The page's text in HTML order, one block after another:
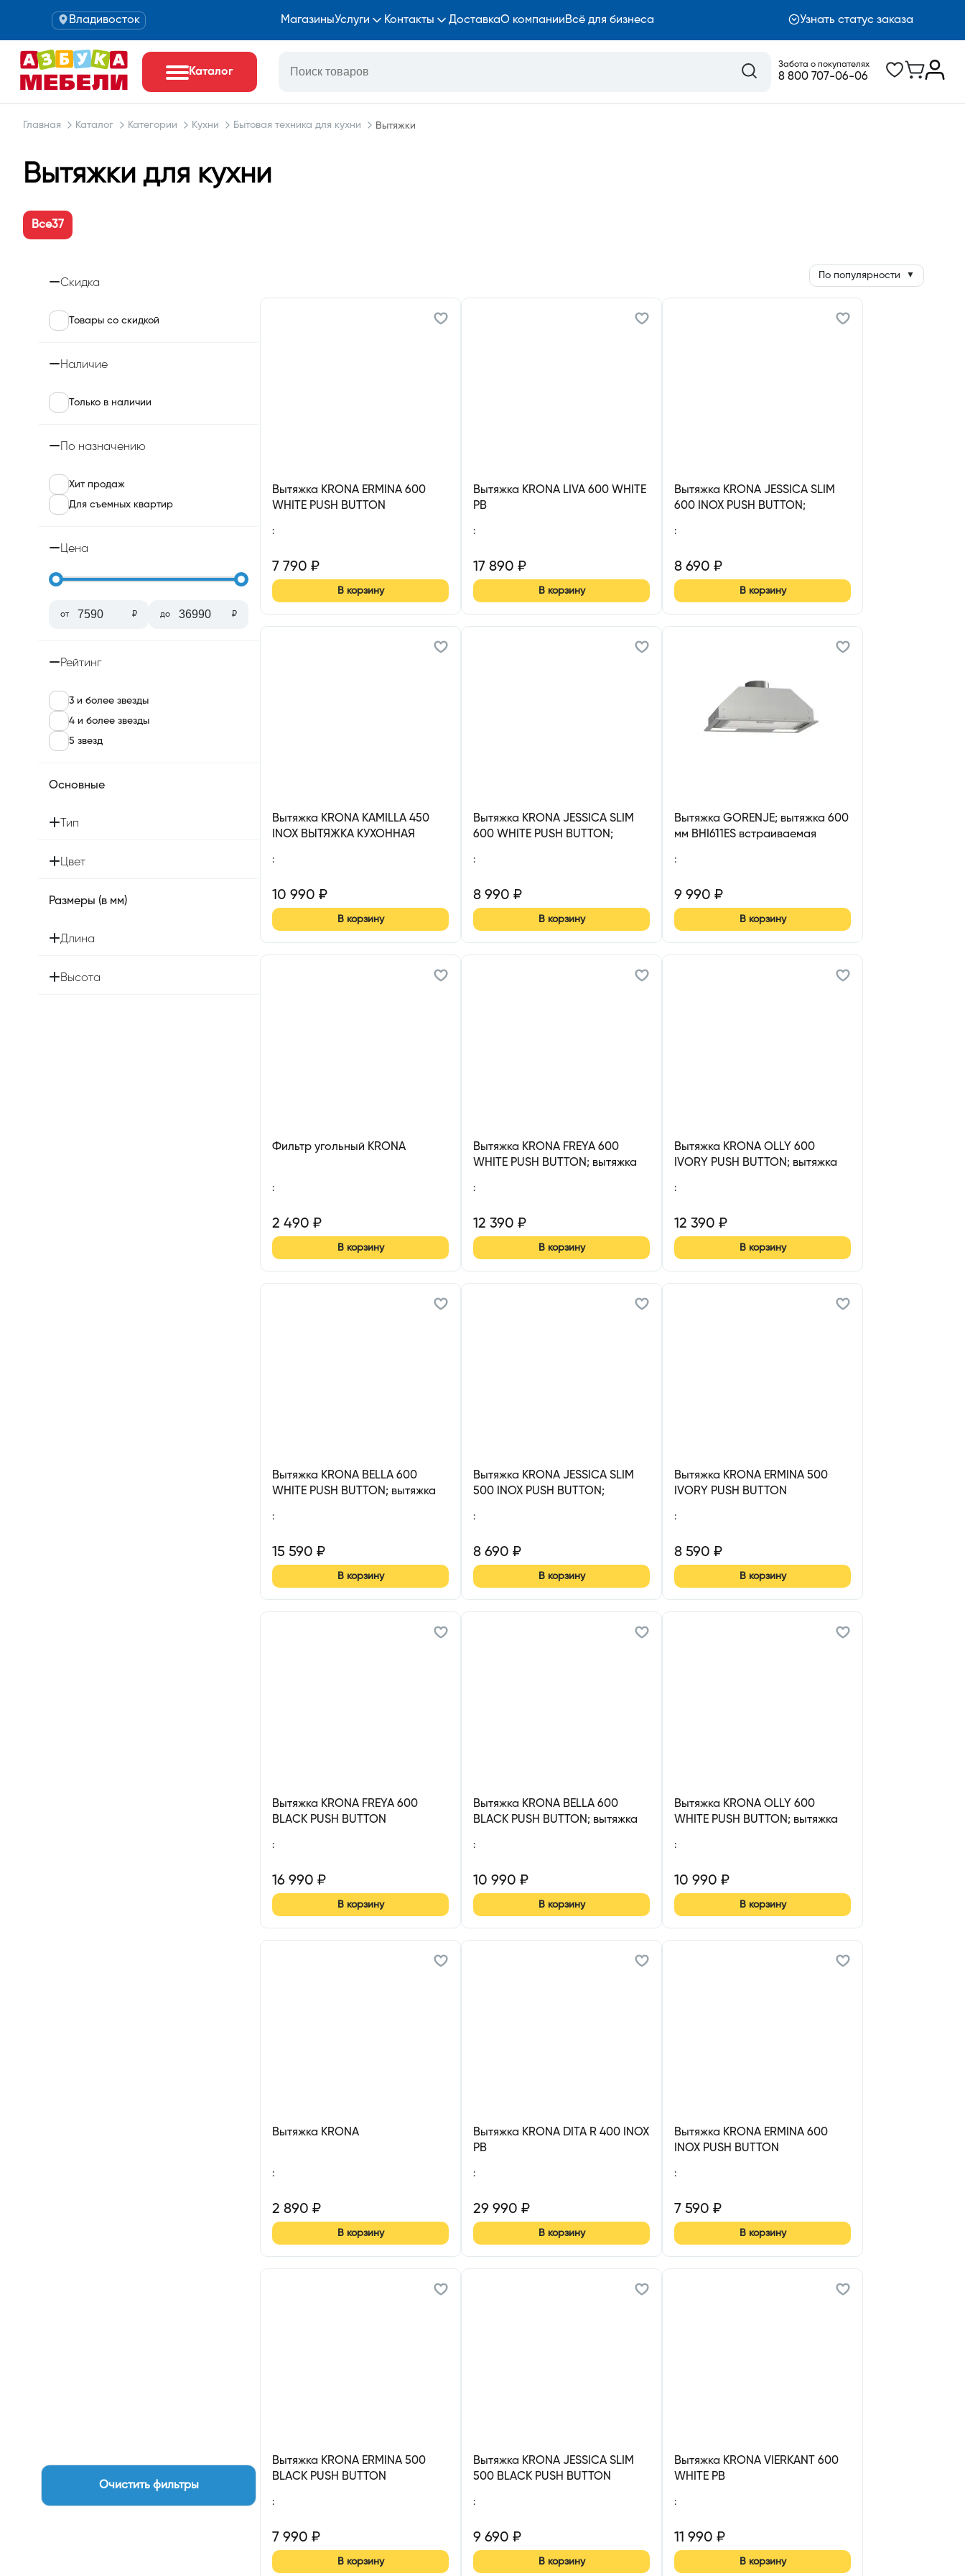
Владивосток МагазиныУслуги Контакты ДоставкаО компанииВсё для бизнеса Узнать статус заказа
Каталог
Забота о покупателях
8 800 707-06-06
Главная Каталог Категории Кухни Бытовая техника для кухни Вытяжки
Вытяжки для кухни
Все37
Скидка
Товары со скидкой
Наличие
Только в наличии
По назначению
Хит продаж
Для съемных квартир
Цена
от ₽ до ₽
Рейтинг
3 и более звезды
4 и более звезды
5 звезд
Основные
Тип
Цвет
Размеры (в мм)
Длина
Высота
Очистить фильтры
По популярности ▼
Вытяжка KRONA ERMINA 600
WHITE PUSH BUTTON
:
7 790 ₽
В корзину
Вытяжка KRONA LIVA 600 WHITE
PB
:
17 890 ₽
В корзину
Вытяжка KRONA JESSICA SLIM
600 INOX PUSH BUTTON;
:
8 690 ₽
В корзину
Вытяжка KRONA KAMILLA 450
INOX ВЫТЯЖКА КУХОННАЯ
:
10 990 ₽
В корзину
Вытяжка KRONA JESSICA SLIM
600 WHITE PUSH BUTTON;
:
8 990 ₽
В корзину
Вытяжка GORENJE; вытяжка 600
мм BHI611ES встраиваемая
:
9 990 ₽
В корзину
Фильтр угольный KRONA
:
2 490 ₽
В корзину
Вытяжка KRONA FREYA 600
WHITE PUSH BUTTON; вытяжка
:
12 390 ₽
В корзину
Вытяжка KRONA OLLY 600
IVORY PUSH BUTTON; вытяжка
:
12 390 ₽
В корзину
Вытяжка KRONA BELLA 600
WHITE PUSH BUTTON; вытяжка
:
15 590 ₽
В корзину
Вытяжка KRONA JESSICA SLIM
500 INOX PUSH BUTTON;
:
8 690 ₽
В корзину
Вытяжка KRONA ERMINA 500
IVORY PUSH BUTTON
:
8 590 ₽
В корзину
Вытяжка KRONA FREYA 600
BLACK PUSH BUTTON
:
16 990 ₽
В корзину
Вытяжка KRONA BELLA 600
BLACK PUSH BUTTON; вытяжка
:
10 990 ₽
В корзину
Вытяжка KRONA OLLY 600
WHITE PUSH BUTTON; вытяжка
:
10 990 ₽
В корзину
Вытяжка KRONA
:
2 890 ₽
В корзину
Вытяжка KRONA DITA R 400 INOX
PB
:
29 990 ₽
В корзину
Вытяжка KRONA ERMINA 600
INOX PUSH BUTTON
:
7 590 ₽
В корзину
Вытяжка KRONA ERMINA 500
BLACK PUSH BUTTON
:
7 990 ₽
В корзину
Вытяжка KRONA JESSICA SLIM
500 BLACK PUSH BUTTON
:
9 690 ₽
В корзину
Вытяжка KRONA VIERKANT 600
WHITE PB
:
11 990 ₽
В корзину